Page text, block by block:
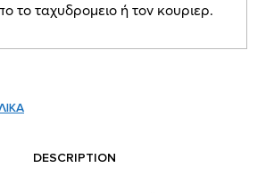
το ταχυδρομειο ή τον κουριερ.
DESCRIPTION